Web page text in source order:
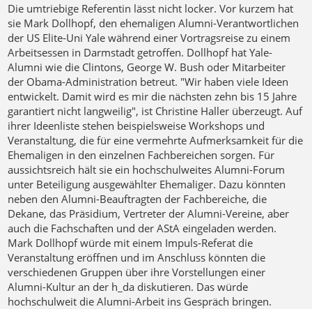
Die umtriebige Referentin lässt nicht locker. Vor kurzem hat
sie Mark Dollhopf, den ehemaligen Alumni-Verantwortlichen
der US Elite-Uni Yale während einer Vortragsreise zu einem
Arbeitsessen in Darmstadt getroffen. Dollhopf hat Yale-
Alumni wie die Clintons, George W. Bush oder Mitarbeiter
der Obama-Administration betreut. "Wir haben viele Ideen
entwickelt. Damit wird es mir die nächsten zehn bis 15 Jahre
garantiert nicht langweilig", ist Christine Haller überzeugt. Auf
ihrer Ideenliste stehen beispielsweise Workshops und
Veranstaltung, die für eine vermehrte Aufmerksamkeit für die
Ehemaligen in den einzelnen Fachbereichen sorgen. Für
aussichtsreich hält sie ein hochschulweites Alumni-Forum
unter Beteiligung ausgewählter Ehemaliger. Dazu könnten
neben den Alumni-Beauftragten der Fachbereiche, die
Dekane, das Präsidium, Vertreter der Alumni-Vereine, aber
auch die Fachschaften und der AStA eingeladen werden.
Mark Dollhopf würde mit einem Impuls-Referat die
Veranstaltung eröffnen und im Anschluss könnten die
verschiedenen Gruppen über ihre Vorstellungen einer
Alumni-Kultur an der h_da diskutieren. Das würde
hochschulweit die Alumni-Arbeit ins Gespräch bringen.